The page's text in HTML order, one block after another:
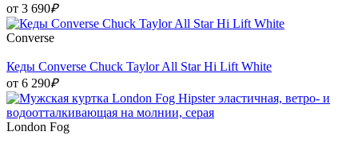
от 3 690₽
Converse
Кеды Converse Chuck Taylor All Star Hi Lift White
от 6 290₽
London Fog